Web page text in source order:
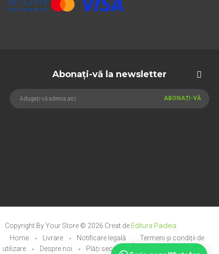
Abonați-vă la newsletter
ABONAȚI-VĂ
Copyright By Your Store © 2026 Creat de Editura Paideia
Home
Livrare Notificare legală
Termeni și condiții de
utilizare
Despre noi Plăți securizate